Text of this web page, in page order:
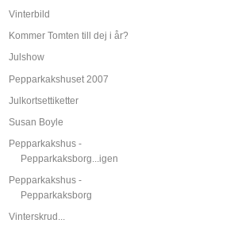
Vinterbild
Kommer Tomten till dej i år?
Julshow
Pepparkakshuset 2007
Julkortsettiketter
Susan Boyle
Pepparkakshus -
Pepparkaksborg...igen
Pepparkakshus -
Pepparkaksborg
Vinterskrud...